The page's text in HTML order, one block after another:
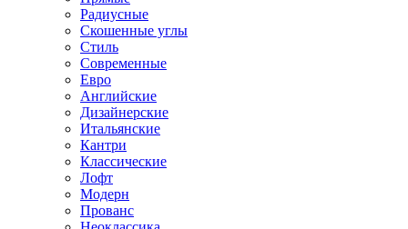
Радиусные
Скошенные углы
Стиль
Современные
Евро
Английские
Дизайнерские
Итальянские
Кантри
Классические
Лофт
Модерн
Прованс